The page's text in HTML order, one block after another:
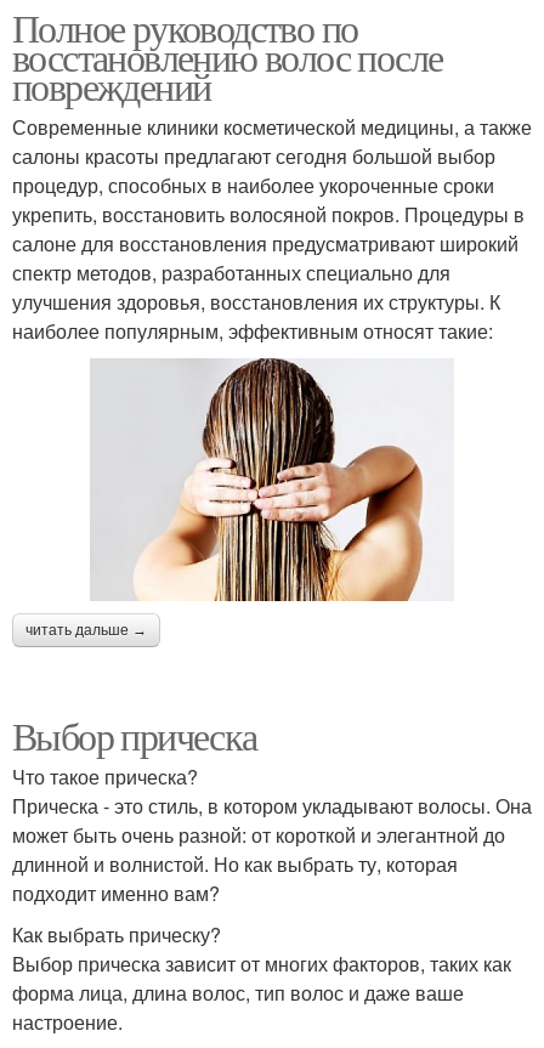
Полное руководство по
восстановлению волос после
повреждений
Современные клиники косметической медицины, а также
салоны красоты предлагают сегодня большой выбор
процедур, способных в наиболее укороченные сроки
укрепить, восстановить волосяной покров. Процедуры в
салоне для восстановления предусматривают широкий
спектр методов, разработанных специально для
улучшения здоровья, восстановления их структуры. К
наиболее популярным, эффективным относят такие:
читать дальше →
Выбор прическа
Что такое прическа?
Прическа - это стиль, в котором укладывают волосы. Она
может быть очень разной: от короткой и элегантной до
длинной и волнистой. Но как выбрать ту, которая
подходит именно вам?
Как выбрать прическу?
Выбор прическа зависит от многих факторов, таких как
форма лица, длина волос, тип волос и даже ваше
настроение.